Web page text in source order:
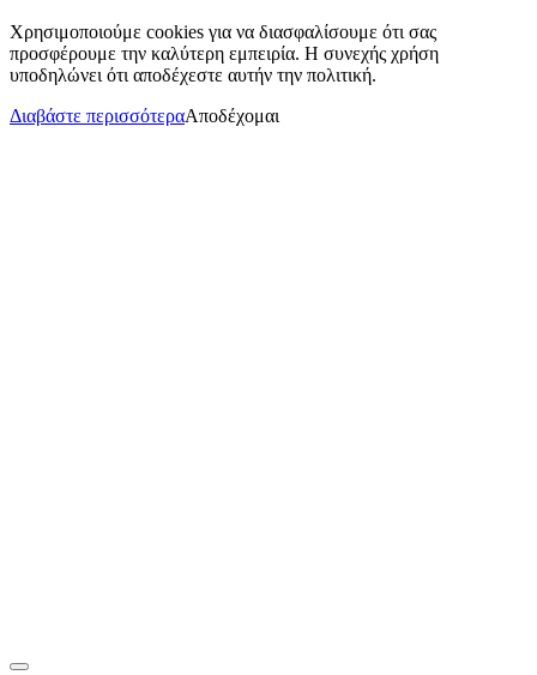
Χρησιμοποιούμε cookies για να διασφαλίσουμε ότι σας
προσφέρουμε την καλύτερη εμπειρία. Η συνεχής χρήση
υποδηλώνει ότι αποδέχεστε αυτήν την πολιτική.
Διαβάστε περισσότεραΑποδέχομαι